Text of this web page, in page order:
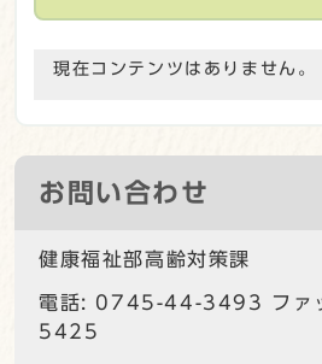
現在コンテンツはありません。
お問い合わせ
健康福祉部高齢対策課
電話: 0745-44-3493 ファ
5425